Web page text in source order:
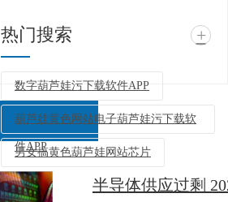
热门搜索 +
数字葫芦娃污下载软件APP
葫芦娃黄色网站电子葫芦娃污下载软
件APP
男女搞黄色葫芦娃网站芯片
返回列表 半导体供应过剩